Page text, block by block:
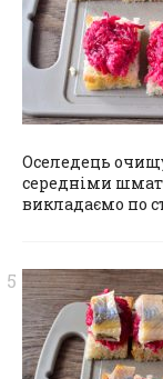
Оселедець
середніми
викладаємо по